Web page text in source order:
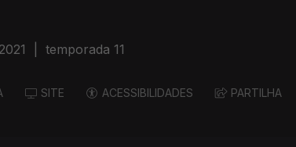
temporada 11
SITE ACESSIBILIDADES PARTILHA